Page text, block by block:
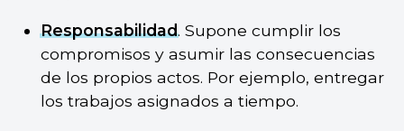
Responsabilidad. Supone cumplir los
compromisos y asumir las consecuencias
de los propios actos. Por ejemplo, entregar
los trabajos asignados a tiempo.